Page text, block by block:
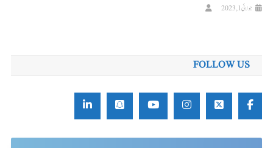
جولائی 1, 2023
FOLLOW US